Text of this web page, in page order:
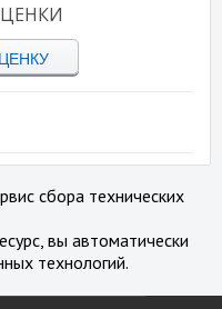
сбора технических
вы автоматически
технологий.